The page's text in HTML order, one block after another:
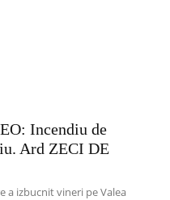
Incendiu de
Ard ZECI DE
a izbucnit vineri pe Valea